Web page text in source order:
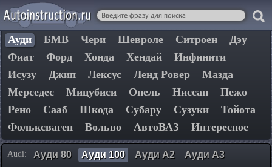
Ауди БМВ Чери Шевроле Ситроен
Дэу
Фиат
Форд Хонда Хендай
Инфинити
Исузу
Джип Лексус Ленд Ровер
Мазда
Мерседес
Мицубиси Опель Ниссан
Пежо
Рено
Сааб Шкода Субару Сузуки
Тойота
Фольксваген
Вольво АвтоВАЗ Интересное
Audi: Ауди 80 Ауди 100 Ауди А2
Ауди А3